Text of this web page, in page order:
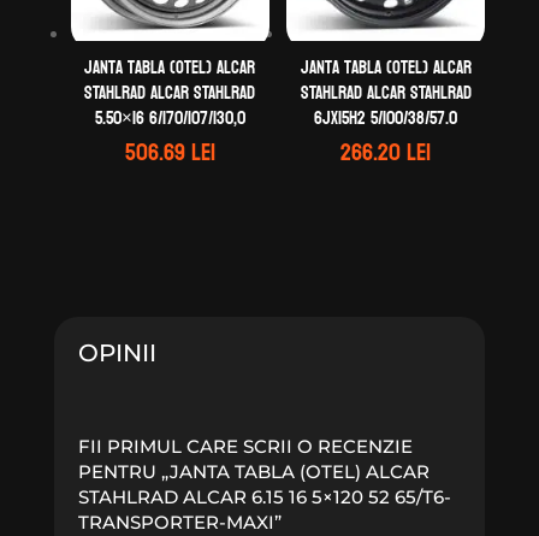
Janta tabla (otel) ALCAR
STAHLRAD ALCAR STAHLRAD
5.50×16 6/170/107/130,0
506.69lei
Janta tabla (otel) ALCAR
STAHLRAD ALCAR STAHLRAD
6Jx15H2 5/100/38/57.0
266.20lei
OPINII
FII PRIMUL CARE SCRII O RECENZIE
PENTRU „JANTA TABLA (OTEL) ALCAR
STAHLRAD ALCAR 6.15 16 5×120 52 65/T6-
TRANSPORTER-MAXI”